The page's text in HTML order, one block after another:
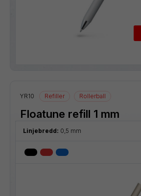
YR10 Refiller Rollerball
Floatune refill 1 mm
Linjebredd: 0,5 mm